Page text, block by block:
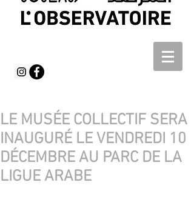
LE MUSÉE COLLECTIF SERA
INAUGURÉ LE VENDREDI 10
DÉCEMBRE AU PARC DE LA
LIGUE ARABE